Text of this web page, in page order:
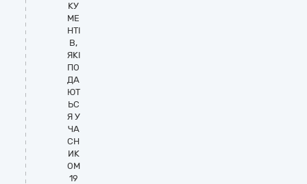
КУ
МЕ
НТІ
В,
ЯКІ
ПО
ДА
ЮТ
ЬС
Я У
ЧА
СН
ИК
ОМ
19